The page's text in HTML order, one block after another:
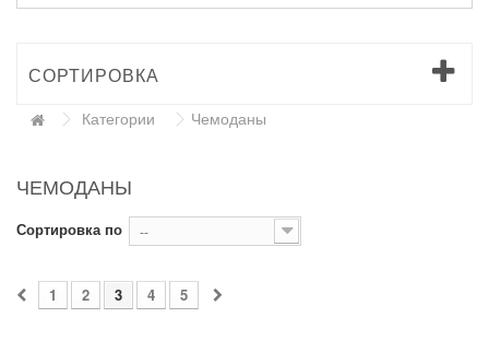
СОРТИРОВКА
Категории Чемоданы
ЧЕМОДАНЫ
Сортировка по --
1 2 3 4 5